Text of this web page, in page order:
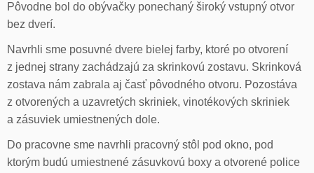
Pôvodne bol do obývačky ponechaný široký vstupný otvor
bez dverí.
Navrhli sme posuvné dvere bielej farby, ktoré po otvorení
z jednej strany zachádzajú za skrinkovú zostavu. Skrinková
zostava nám zabrala aj časť pôvodného otvoru. Pozostáva
z otvorených a uzavretých skriniek, vinotékových skriniek
a zásuviek umiestnených dole.
Do pracovne sme navrhli pracovný stôl pod okno, pod
ktorým budú umiestnené zásuvkovú boxy a otvorené police